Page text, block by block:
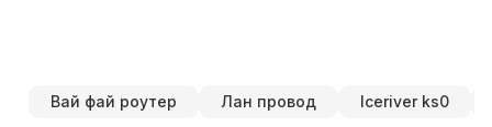
Вай фай роутер Лан провод Iceriver ks0